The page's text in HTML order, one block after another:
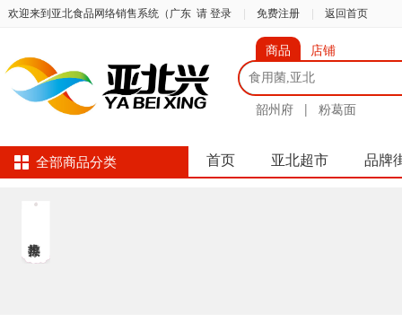
欢迎来到亚北食品网络销售系统（广东 请 登录 免费注册 返回首页
商品 店铺
韶州府 | 粉葛面
全部商品分类 首页 亚北超市 品牌